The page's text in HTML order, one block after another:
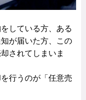
している方、ある
が届いた方、この
されてしまいま
行うのが「任意売